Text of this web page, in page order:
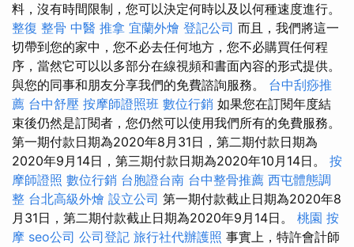
料，沒有時間限制，您可以決定何時以及以何種速度進行。
整復 整骨 中醫 推拿 宜蘭外燴 登記公司 而且，我們將這一
切帶到您的家中，您不必去任何地方，您不必購買任何程
序，當然它可以以多部分在線視頻和書面內容的形式提供。
與您的同事和朋友分享我們的免費諮詢服務。 台中刮痧推
薦 台中舒壓 按摩師證照班 數位行銷 如果您在訂閱年度結
束後仍然是訂閱者，您仍然可以使用我們所有的免費服務。
第一期付款日期為2020年8月31日，第二期付款日期為
2020年9月14日，第三期付款日期為2020年10月14日。 按
摩師證照 數位行銷 台胞證台南 台中整骨推薦 西屯體態調
整 台北高級外燴 設立公司 第一期付款截止日期為2020年8
月31日，第二期付款截止日期為2020年9月14日。 桃園 按
摩 seo公司 公司登記 旅行社代辦護照 事實上，特許會計師